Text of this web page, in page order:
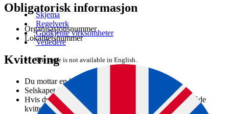
Skjema
Regelverk
Godkjente virksomheter
Veiledere
The page is not available in English.
Obligatorisk informasjon
Organisasjonsnummer
Lokalitetsnummer
Kvittering
Du mottar en kvittering i Altinn.
Selskapet får et brev om mottatt varsel.
Hvis du melder som oppdrettsselskap, får selskapet både
kvittering og brev.